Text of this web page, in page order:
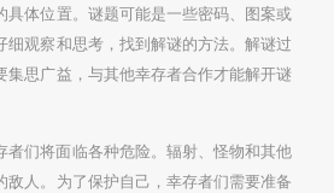
具体位置。谜题可能是一些密码、图案或
细观察和思考，找到解谜的方法。解谜过
集思广益，与其他幸存者合作才能解开谜
者们将面临各种危险。辐射、怪物和其他
敌人。为了保护自己，幸存者们需要准备